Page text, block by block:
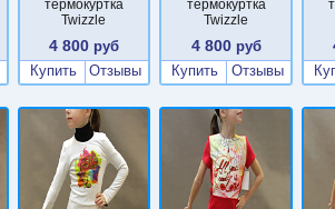
термокуртка
Twizzle
4 800 руб
Купить
Отзывы
термокуртка
Twizzle
4 800руб
Купить
Отзывы